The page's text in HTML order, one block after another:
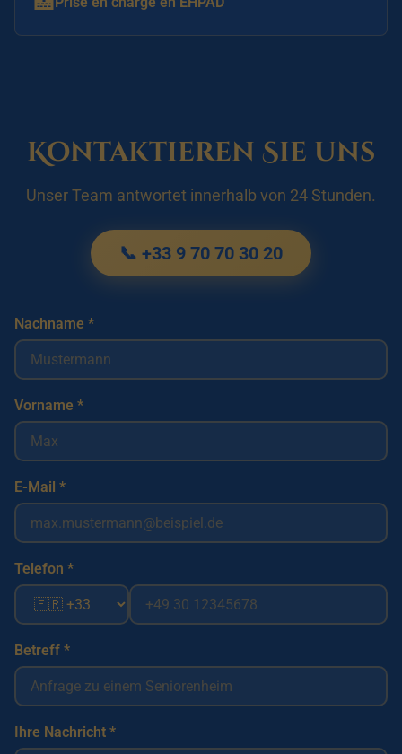
Kontaktieren Sie uns
Unser Team antwortet innerhalb von 24 Stunden.
📞 +33 9 70 70 30 20
Nachname *
Vorname *
E-Mail *
Telefon *
Betreff *
Ihre Nachricht *